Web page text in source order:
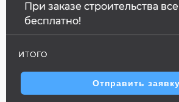
При заказе строительства
бесплатно!
ИТОГО
Отправить заявку